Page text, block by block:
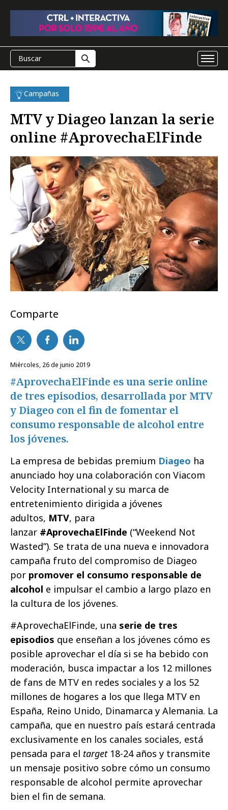
Campañas
MTV y Diageo lanzan la serie
online #AprovechaElFinde
Comparte
miércoles, 26 de junio 2019
#AprovechaElFinde es una serie online
de tres episodios, desarrollada por MTV
y Diageo con el fin de fomentar el
consumo responsable de alcohol entre
los jóvenes.
La empresa de bebidas premium Diageo ha
anunciado hoy una colaboración con Viacom
Velocity International y su marca de
entretenimiento dirigida a jóvenes
adultos, MTV, para
lanzar #AprovechaElFinde (“Weekend Not
Wasted”). Se trata de una nueva e innovadora
campaña fruto del compromiso de Diageo
por promover el consumo responsable de
alcohol e impulsar el cambio a largo plazo en
la cultura de los jóvenes.
#AprovechaElFinde, una serie de tres
episodios que enseñan a los jóvenes cómo es
posible aprovechar el día si se ha bebido con
moderación, busca impactar a los 12 millones
de fans de MTV en redes sociales y a los 52
millones de hogares a los que llega MTV en
España, Reino Unido, Dinamarca y Alemania. La
campaña, que en nuestro país estará centrada
exclusivamente en los canales sociales, está
pensada para el target18-24 años y transmite
un mensaje positivo sobre cómo un consumo
responsable de alcohol permite aprovechar
bien el fin de semana.